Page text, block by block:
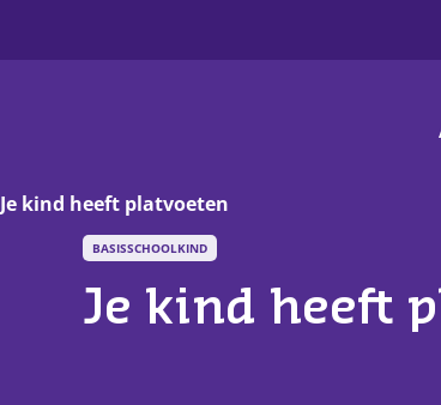
Opvoedinformatie
Vakantie en vrije
Je kind heeft platvoeten
BASISSCHOOLKIND
Je kind heeft